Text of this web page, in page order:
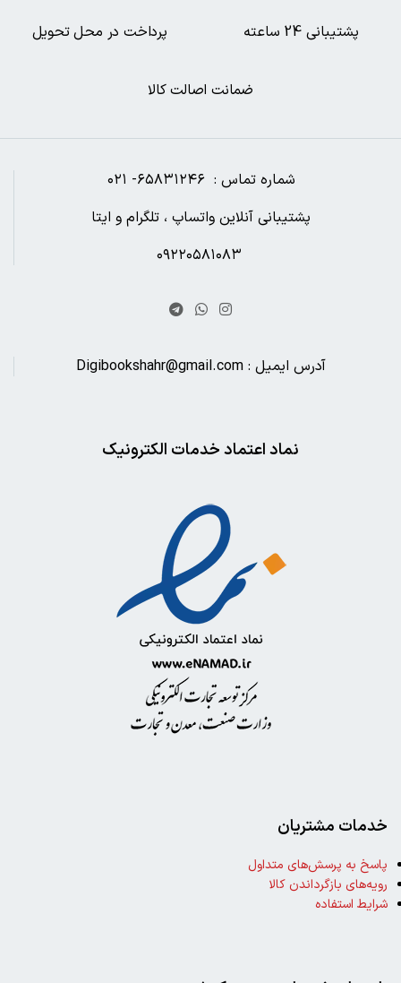
ضمانت اصالت کالا
پرداخت در محل تحویل پشتیبانی 24 ساعته
شماره تماس : ۶۵۸۳۱۲۴۶- ۰۲۱
پشتیبانی آنلاین واتساپ ، تلگرام و ایتا
آدرس ایمیل : Digibookshahr@gmail.com
نماد اعتماد خدمات الکترونیک
خدمات مشتریان
پاسخ به پرسش‌های متداول
رویه‌های بازگرداندن کالا
شرایط استفاده